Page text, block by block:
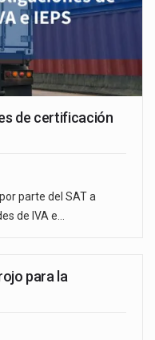
de certificación
parte del SAT a
de IVA e…
para la